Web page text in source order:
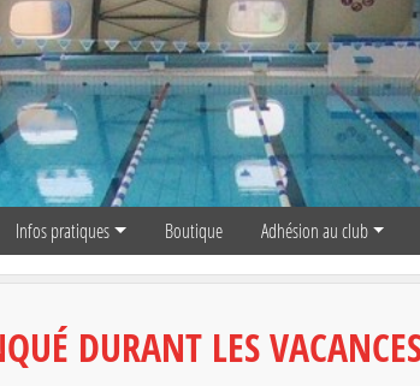
Infos pratiques Boutique Adhésion au club
DURANT LES